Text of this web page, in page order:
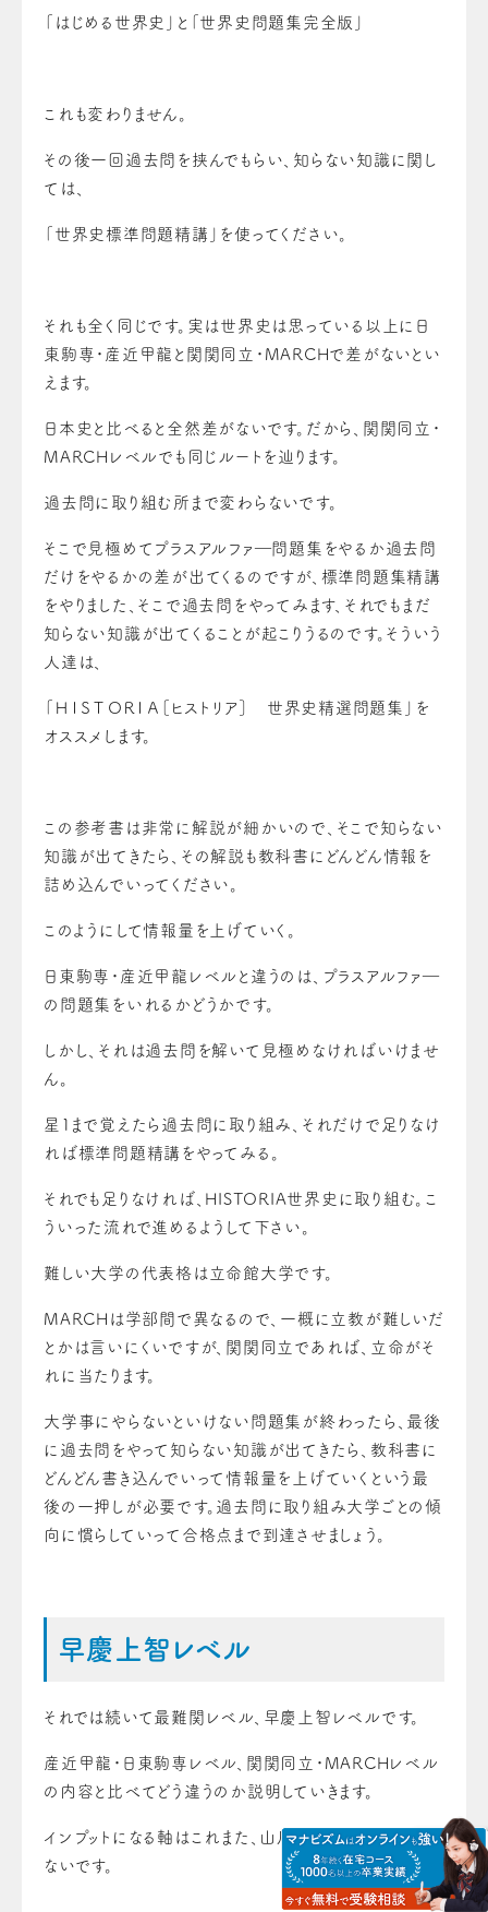
「はじめる世界史」と「世界史問題集完全版」
これも変わりません。
その後一回過去問を挟んでもらい、知らない知識に関し
ては、
「世界史標準問題精講」を使ってください。
それも全く同じです。実は世界史は思っている以上に日
東駒専・産近甲龍と関関同立・MARCHで差がないとい
えます。
日本史と比べると全然差がないです。だから、関関同立・
MARCHレベルでも同じルートを辿ります。
過去問に取り組む所まで変わらないです。
そこで見極めてプラスアルファ―問題集をやるか過去問
だけをやるかの差が出てくるのですが、標準問題集精講
をやりました、そこで過去問をやってみます、それでもまだ
知らない知識が出てくることが起こりうるのです。そういう
人達は、
「ＨＩＳＴＯＲＩＡ［ヒストリア］ 世界史精選問題集」を
オススメします。
この参考書は非常に解説が細かいので、そこで知らない
知識が出てきたら、その解説も教科書にどんどん情報を
詰め込んでいってください。
このようにして情報量を上げていく。
日東駒専・産近甲龍レベルと違うのは、プラスアルファ―
の問題集をいれるかどうかです。
しかし、それは過去問を解いて見極めなければいけませ
ん。
星１まで覚えたら過去問に取り組み、それだけで足りなけ
れば標準問題精講をやってみる。
それでも足りなければ、HISTORIA世界史に取り組む。こ
ういった流れで進めるようして下さい。
難しい大学の代表格は立命館大学です。
MARCHは学部間で異なるので、一概に立教が難しいだ
とかは言いにくいですが、関関同立であれば、立命がそ
れに当たります。
大学事にやらないといけない問題集が終わったら、最後
に過去問をやって知らない知識が出てきたら、教科書に
どんどん書き込んでいって情報量を上げていくという最
後の一押しが必要です。過去問に取り組み大学ごとの傾
向に慣らしていって合格点まで到達させましょう。
早慶上智レベル
それでは続いて最難関レベル、早慶上智レベルです。
産近甲龍・日東駒専レベル、関関同立・MARCHレベル
の内容と比べてどう違うのか説明していきます。
インプットになる軸はこれまた、山川の一問一答は変わら
ないです。